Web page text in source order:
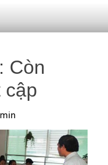
Còn
cập